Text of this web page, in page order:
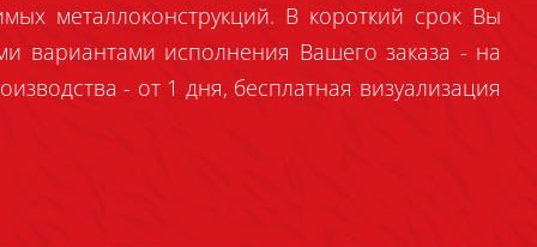
металлоконструкций. В короткий срок Вы
вариантами исполнения Вашего заказа - на
- от 1 дня, бесплатная визуализация